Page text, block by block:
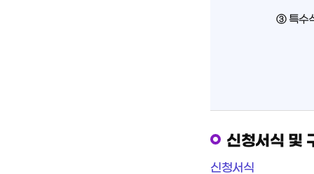
③ 특수
신청서식 및
신청서식